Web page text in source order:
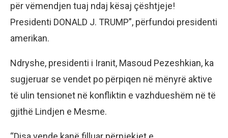
për vëmendjen tuaj ndaj kësaj çështjeje!
Presidenti DONALD J. TRUMP”, përfundoi presidenti
amerikan.
Ndryshe, presidenti i Iranit, Masoud Pezeshkian, ka
sugjeruar se vendet po përpiqen në mënyrë aktive
të ulin tensionet në konfliktin e vazhdueshëm në të
gjithë Lindjen e Mesme.